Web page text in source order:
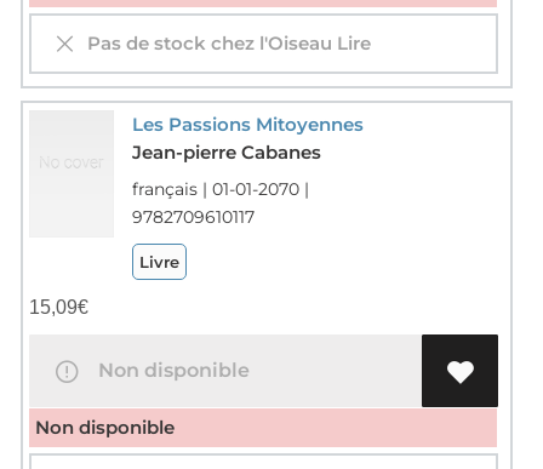
Pas de stock chez l'Oiseau Lire
Les Passions Mitoyennes
Jean-pierre Cabanes
français | 01-01-2070 |
9782709610117
Livre
15,09€
Non disponible
Non disponible